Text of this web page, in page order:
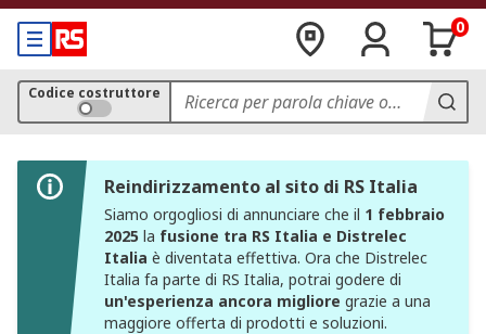
0
Codice costruttore
Reindirizzamento al sito di RS Italia
Siamo orgogliosi di annunciare che il 1 febbraio
2025 la fusione tra RS Italia e Distrelec
Italia è diventata effettiva. Ora che Distrelec
Italia fa parte di RS Italia, potrai godere di
un'esperienza ancora migliore grazie a una
maggiore offerta di prodotti e soluzioni.